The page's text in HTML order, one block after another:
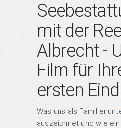
mit der
Albrecht -
Film für
ersten
Was uns als
auszeichnet und wie